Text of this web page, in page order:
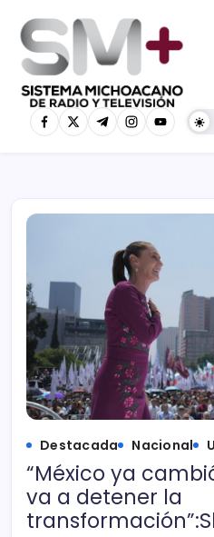
Destacada Nacional
“México ya
va a detener la